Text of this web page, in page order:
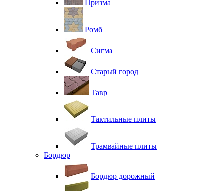
Призма
Ромб
Сигма
Старый город
Тавр
Тактильные плиты
Трамвайные плиты
Бордюр
Бордюр дорожный